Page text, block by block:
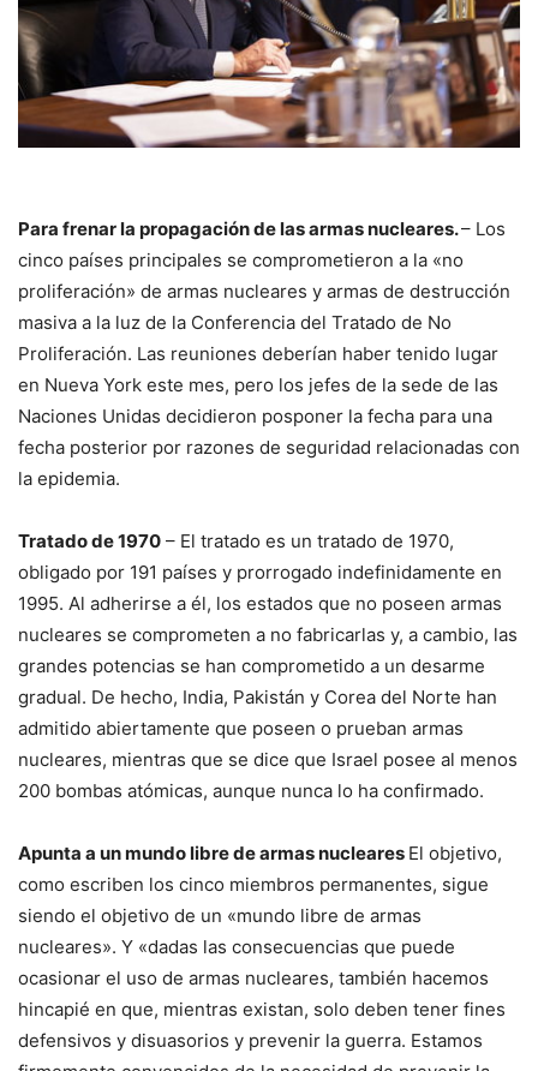
Para frenar la propagación de las armas nucleares.– Los
cinco países principales se comprometieron a la «no
proliferación» de armas nucleares y armas de destrucción
masiva a la luz de la Conferencia del Tratado de No
Proliferación. Las reuniones deberían haber tenido lugar
en Nueva York este mes, pero los jefes de la sede de las
Naciones Unidas decidieron posponer la fecha para una
fecha posterior por razones de seguridad relacionadas con
la epidemia.
Tratado de 1970 – El tratado es un tratado de 1970,
obligado por 191 países y prorrogado indefinidamente en
1995. Al adherirse a él, los estados que no poseen armas
nucleares se comprometen a no fabricarlas y, a cambio, las
grandes potencias se han comprometido a un desarme
gradual. De hecho, India, Pakistán y Corea del Norte han
admitido abiertamente que poseen o prueban armas
nucleares, mientras que se dice que Israel posee al menos
200 bombas atómicas, aunque nunca lo ha confirmado.
Apunta a un mundo libre de armas nucleares El objetivo,
como escriben los cinco miembros permanentes, sigue
siendo el objetivo de un «mundo libre de armas
nucleares». Y «dadas las consecuencias que puede
ocasionar el uso de armas nucleares, también hacemos
hincapié en que, mientras existan, solo deben tener fines
defensivos y disuasorios y prevenir la guerra. Estamos